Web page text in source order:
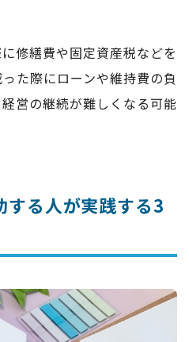
修繕費や固定資産税などを
た際にローンや維持費の負
営の継続が難しくなる可能
する人が実践する3